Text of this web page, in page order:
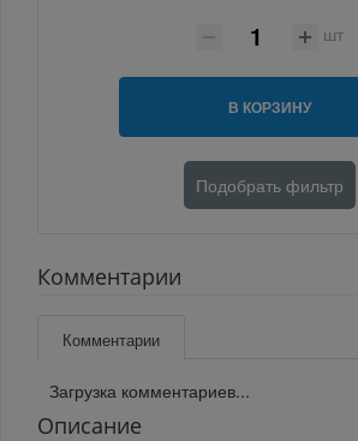
шт
В КОРЗИНУ
Подобрать фильтр
Комментарии
Комментарии
Загрузка комментариев...
Описание